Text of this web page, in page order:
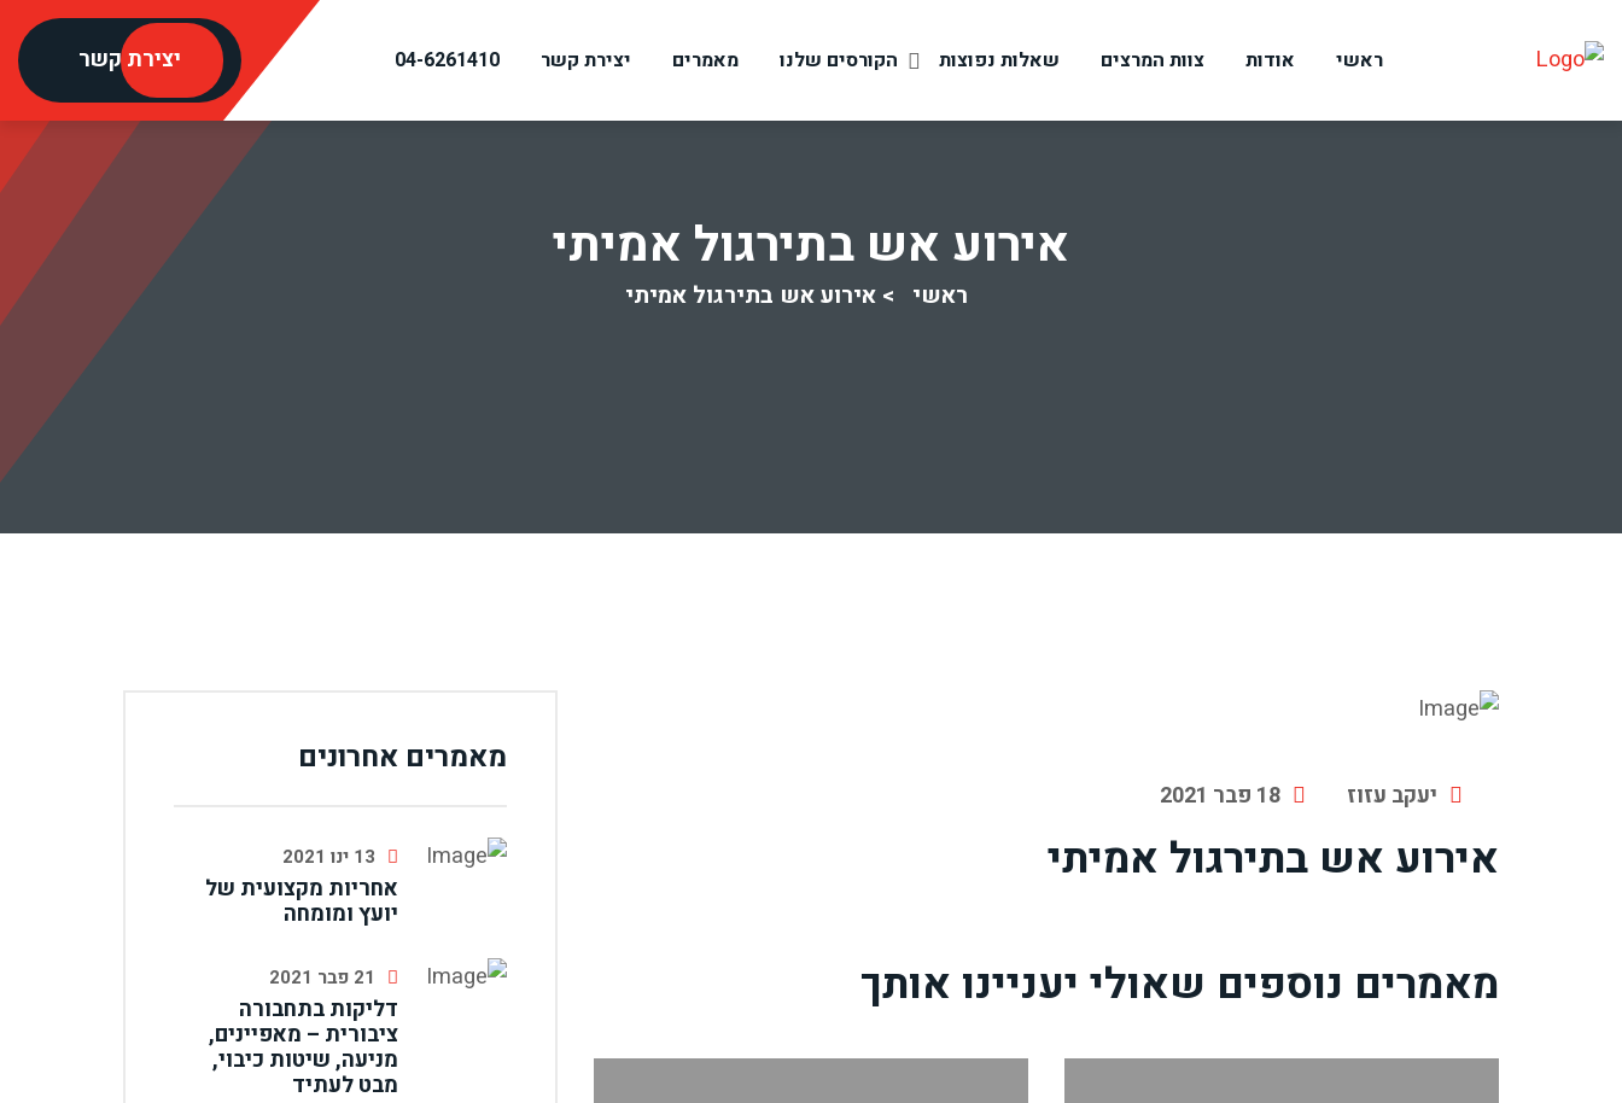
ראשי אודות צוות המרצים שאלות נפוצות הקורסים שלנו מאמרים יצירת קשר 04-6261410 יצירת קשר
אירוע אש בתירגול אמיתי
ראשי אירוע אש בתירגול אמיתי
יעקב עזוז 18 פבר 2021
אירוע אש בתירגול אמיתי
מאמרים נוספים שאולי יעניינו אותך
מאמרים אחרונים
13 ינו 2021
אחריות מקצועית של
יועץ ומומחה
21 פבר 2021
דליקות בתחבורה
ציבורית – מאפיינים,
מניעה, שיטות כיבוי,
מבט לעתיד